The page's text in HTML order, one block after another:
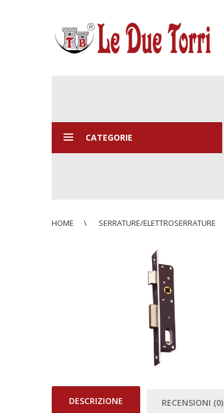
CATEGORIE
HOME SERRATURE/ELETTROSERRATURE
DESCRIZIONE RECENSIONI (0)